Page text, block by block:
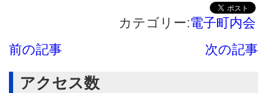
カテゴリー:電子町内会
前の記事
次の記事
アクセス数